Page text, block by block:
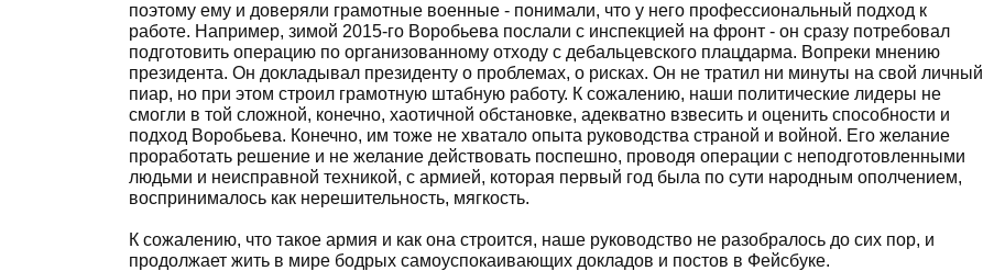
поэтому ему и доверяли грамотные военные - понимали, что у него профессиональный подход к
работе. Например, зимой 2015-го Воробьева послали с инспекцией на фронт - он сразу потребовал
подготовить операцию по организованному отходу с дебальцевского плацдарма. Вопреки мнению
президента. Он докладывал президенту о проблемах, о рисках. Он не тратил ни минуты на свой личный
пиар, но при этом строил грамотную штабную работу. К сожалению, наши политические лидеры не
смогли в той сложной, конечно, хаотичной обстановке, адекватно взвесить и оценить способности и
подход Воробьева. Конечно, им тоже не хватало опыта руководства страной и войной. Его желание
проработать решение и не желание действовать поспешно, проводя операции с неподготовленными
людьми и неисправной техникой, с армией, которая первый год была по сути народным ополчением,
воспринималось как нерешительность, мягкость.
К сожалению, что такое армия и как она строится, наше руководство не разобралось до сих пор, и
продолжает жить в мире бодрых самоуспокаивающих докладов и постов в Фейсбуке.